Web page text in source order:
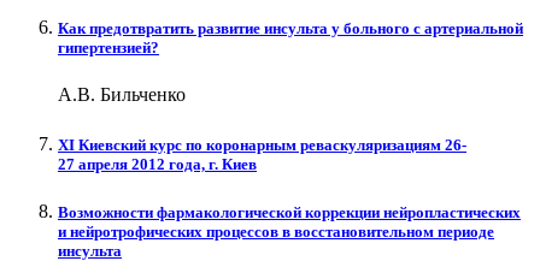
Как предотвратить развитие инсульта у больного с артериальной
гипертензией?
А.В. Бильченко
XI Киевский курс по коронарным реваскуляризациям 26-
27 апреля 2012 года, г. Киев
Возможности фармакологической коррекции нейропластических
и нейротрофических процессов в восстановительном периоде
инсульта